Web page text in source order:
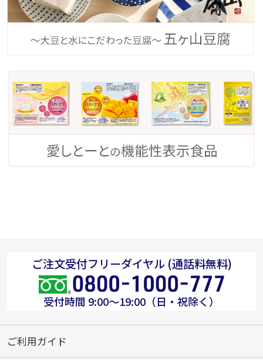
ご注文受付フリーダイヤル (通話料無料)
受付時間 9:00～19:00（日・祝除く）
ご利用ガイド